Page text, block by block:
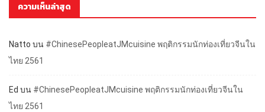
ความเห็นล่าสุด
Natto บน #ChinesePeopleatJMcuisine พฤติกรรมนักท่องเที่ยวจีนใน
ไทย 2561
Ed บน #ChinesePeopleatJMcuisine พฤติกรรมนักท่องเที่ยวจีนใน
ไทย 2561